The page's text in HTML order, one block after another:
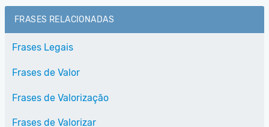
FRASES RELACIONADAS
Frases Legais
Frases de Valor
Frases de Valorização
Frases de Valorizar